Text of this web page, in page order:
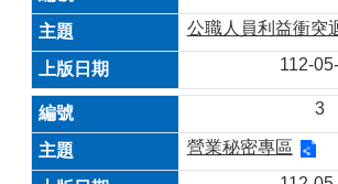
公職人員利益衝突
112-
3
營業秘密專區